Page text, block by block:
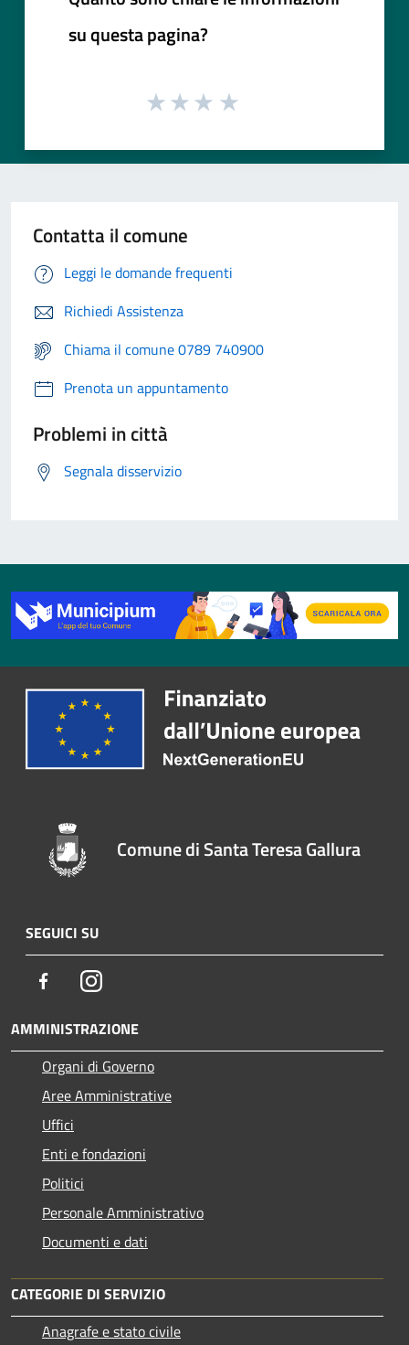
su questa pagina?
Contatta il comune
Leggi le domande frequenti
Richiedi Assistenza
Chiama il comune 0789 740900
Prenota un appuntamento
Problemi in città
Segnala disservizio
Comune di Santa Teresa Gallura
SEGUICI SU
FacebookInstagram
AMMINISTRAZIONE
Organi di Governo
Aree Amministrative
Uffici
Enti e fondazioni
Politici
Personale Amministrativo
Documenti e dati
CATEGORIE DI SERVIZIO
Anagrafe e stato civile